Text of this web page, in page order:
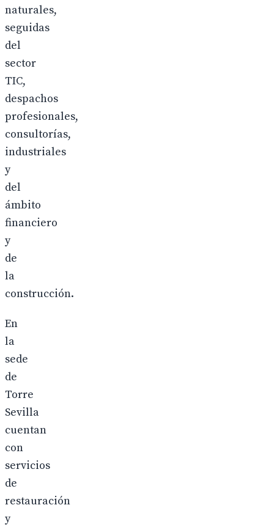
naturales,
seguidas
del
sector
TIC,
despachos
profesionales,
consultorías,
industriales
y
del
ámbito
financiero
y
de
la
construcción.
En
la
sede
de
Torre
Sevilla
cuentan
con
servicios
de
restauración
y